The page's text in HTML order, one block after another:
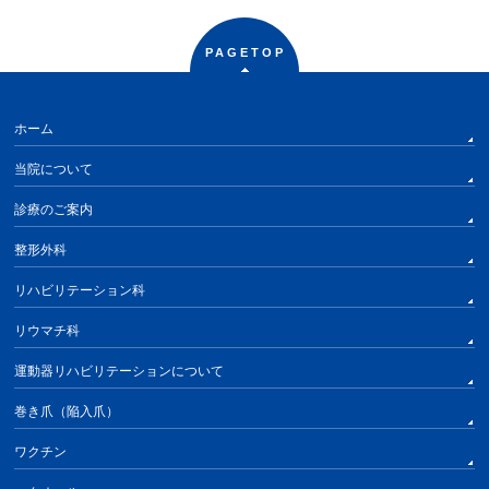
PAGETOP
ホーム
当院について
診療のご案内
整形外科
リハビリテーション科
リウマチ科
運動器リハビリテーションについて
巻き爪（陥入爪）
ワクチン